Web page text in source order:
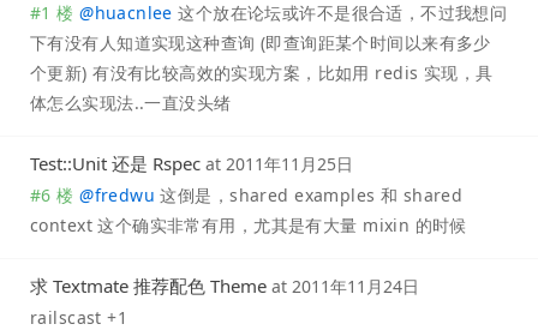
#1 楼 @huacnlee 这个放在论坛或许不是很合适，不过我想问
下有没有人知道实现这种查询 (即查询距某个时间以来有多少
个更新) 有没有比较高效的实现方案，比如用 redis 实现，具
体怎么实现法..一直没头绪
Test::Unit 还是 Rspec at 2011年11月25日
#6 楼 @fredwu 这倒是，shared examples 和 shared
context 这个确实非常有用，尤其是有大量 mixin 的时候
求 Textmate 推荐配色 Theme at 2011年11月24日
railscast +1